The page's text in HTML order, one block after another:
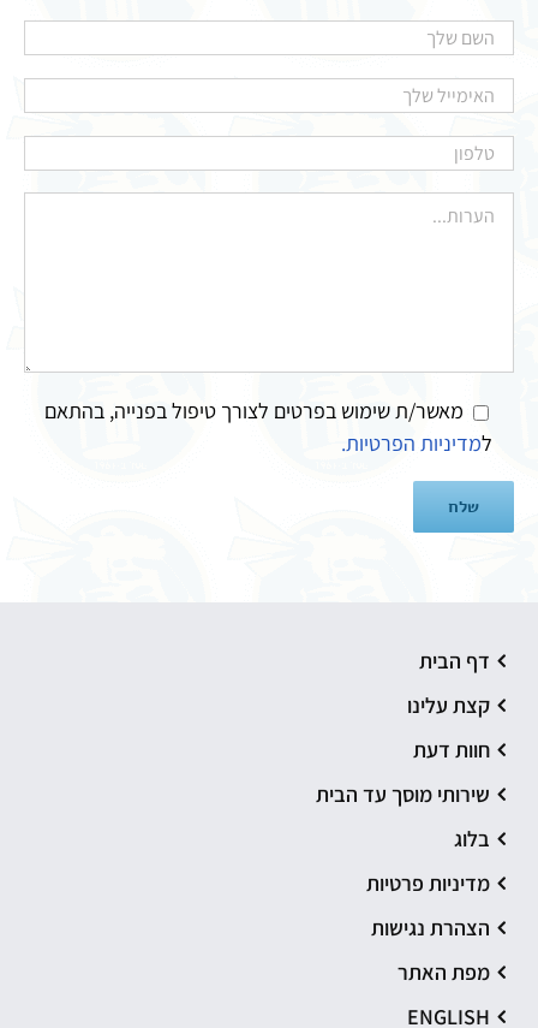
מאשר/ת שימוש בפרטים לצורך טיפול בפנייה, בהתאם
למדיניות הפרטיות.
דף הבית
קצת עלינו
חוות דעת
שירותי מוסך עד הבית
בלוג
מדיניות פרטיות
הצהרת נגישות
מפת האתר
ENGLISH